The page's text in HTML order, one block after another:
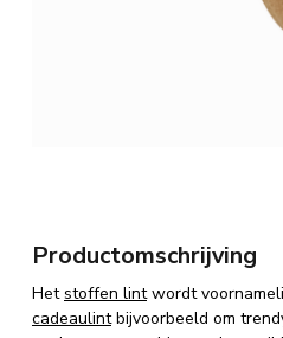
Productomschrijving
Hetstoffen lintwordt
cadeaulintbijvoorbeeld om